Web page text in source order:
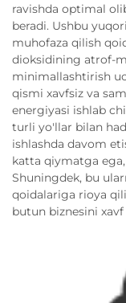
ravishda optimal
beradi. Ushbu
muhofaza qilish
dioksidining atrof-
minimallashtirish
qismi xavfsiz va
energiyasi ishlab
turli yo'llar bilan
ishlashda davom
katta qiymatga
Shuningdek, bu
qoidalariga rioya
butun biznesini